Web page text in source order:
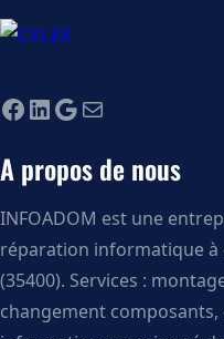
Facebook LinkedIn Google E-mail
A propos de nous
INFOADOM est une
réparation informatique à
(35400). Services :
changement